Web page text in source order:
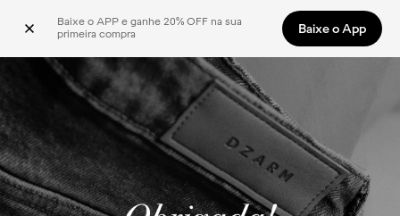
Baixe o APP e ganhe 20% OFF na sua
primeira compra
Baixe o App